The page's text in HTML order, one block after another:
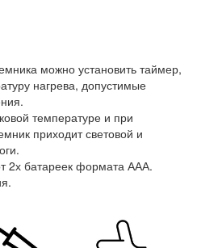
можно установить таймер,
нагрева, допустимые
температуре и при
приходит световой и
2х батареек формата ААА.